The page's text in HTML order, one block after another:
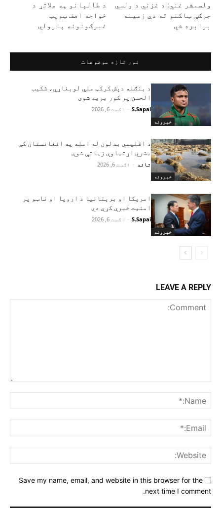
د طالبانو په ملاتړ د
خواجه اصف ټویټ
غبرګونونه پارولي
ولسمشر غني: د غزني د ولسي
جرګې ټاکنو ته دې زمینه
برابره شي
نور تازه موضوعات
خبرونه
د بنګله دېش کرکټ ملي لوبغاړي، شکیب
الحسن پر کور برید شوی
S.Sapai
- اګست 6, 2026
خبرونه
د اقلیمي بدلون له امله په افغانستان کې
بشري اړتیاوې زیاتې شوې
تاند - اګست 6, 2026
خبرونه
امریکا او برېتانیا د اروپا او ناټو پر
امنیت خبرې کړې دي
S.Sapai
- اګست 6, 2026
LEAVE A REPLY
Save my name, email, and website in this browser for the
next time I comment.